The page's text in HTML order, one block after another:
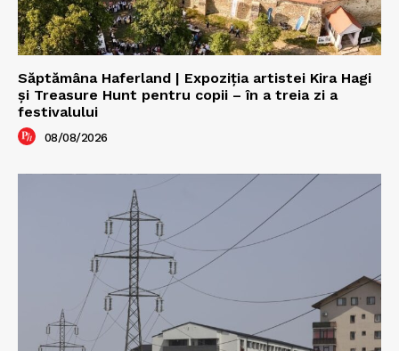
Săptămâna Haferland | Expoziţia artistei Kira Hagi
şi Treasure Hunt pentru copii – în a treia zi a
festivalului
08/08/2026